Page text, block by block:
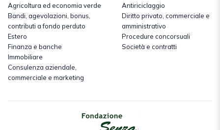
Agricoltura ed economia verde
Bandi, agevolazioni, bonus,
contributi a fondo perduto
Estero
Finanza e banche
Immobiliare
Consulenza aziendale,
commerciale e marketing
Antiriciclaggio
Diritto privato, commerciale e
amministrativo
Procedure concorsuali
Società e contratti